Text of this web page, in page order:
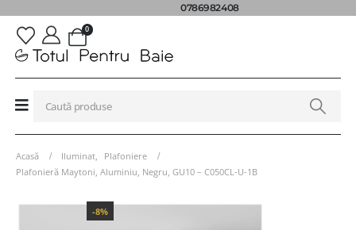
0786982408
0
Acasă Iluminat
Plafoniere
Plafonieră Maytoni, Aluminiu, Negru, GU10 – C050CL-U-1B
-8%